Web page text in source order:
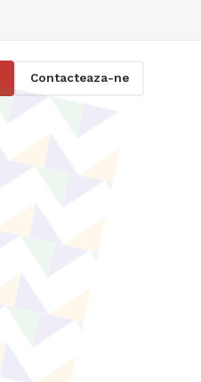
Contacteaza-ne